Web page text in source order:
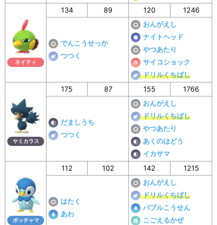
ネイティ
134 89 120 1246
でんこうせっか
つつく
おんがえし
ナイトヘッド
やつあたり
サイコショック
ドリルくちばし
ヤミカラス
175 87 155 1766
だましうち
つつく
おんがえし
ドリルくちばし
やつあたり
あくのはどう
イカサマ
ポッチャマ
112 102 142 1215
はたく
あわ
おんがえし
ドリルくちばし
バブルこうせん
こごえるかぜ